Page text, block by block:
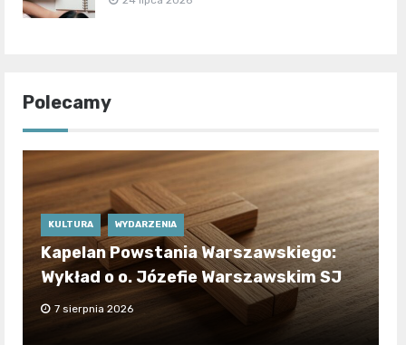
Polecamy
KULTURA WYDARZENIA
Kapelan Powstania Warszawskiego:
Wykład o o. Józefie Warszawskim SJ
7 sierpnia 2026